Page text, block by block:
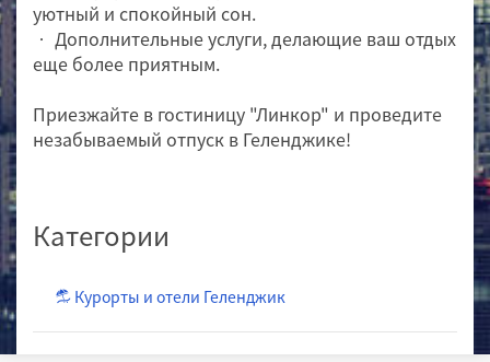
уютный и спокойный сон.
• Дополнительные услуги, делающие ваш отдых
еще более приятным.
Приезжайте в гостиницу "Линкор" и проведите
незабываемый отпуск в Геленджике!
Категории
Курорты и отели Геленджик